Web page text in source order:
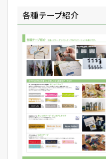
各種テープ紹介